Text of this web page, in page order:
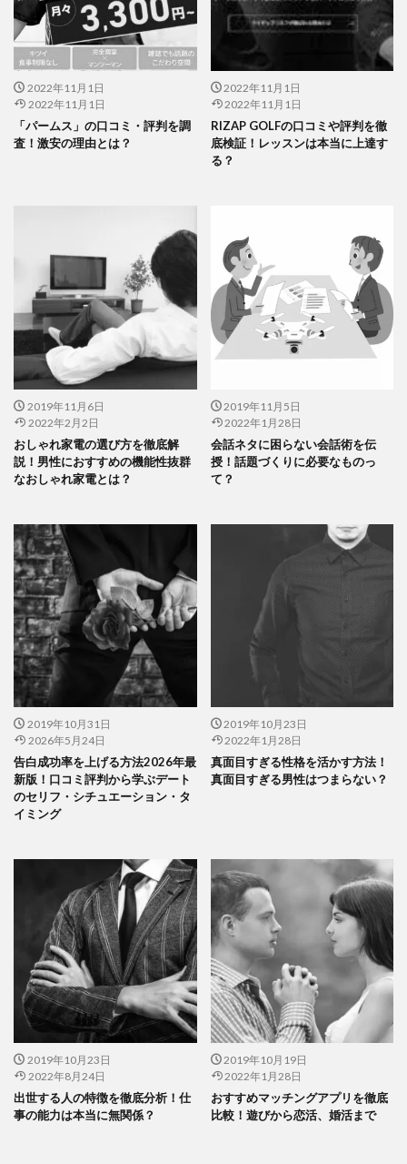
2022年11月1日
2022年11月1日
「パームス」の口コミ・評判を調
査！激安の理由とは？
2022年11月1日
2022年11月1日
RIZAP GOLFの口コミや評判を徹
底検証！レッスンは本当に上達す
る？
2019年11月6日
2022年2月2日
おしゃれ家電の選び方を徹底解
説！男性におすすめの機能性抜群
なおしゃれ家電とは？
2019年11月5日
2022年1月28日
会話ネタに困らない会話術を伝
授！話題づくりに必要なものっ
て？
2019年10月31日
2026年5月24日
告白成功率を上げる方法2026年最
新版！口コミ評判から学ぶデート
のセリフ・シチュエーション・タ
イミング
2019年10月23日
2022年1月28日
真面目すぎる性格を活かす方法！
真面目すぎる男性はつまらない？
2019年10月23日
2022年8月24日
出世する人の特徴を徹底分析！仕
事の能力は本当に無関係？
2019年10月19日
2022年1月28日
おすすめマッチングアプリを徹底
比較！遊びから恋活、婚活まで